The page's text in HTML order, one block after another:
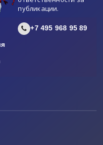
публикации.
+7 495 968 95 89